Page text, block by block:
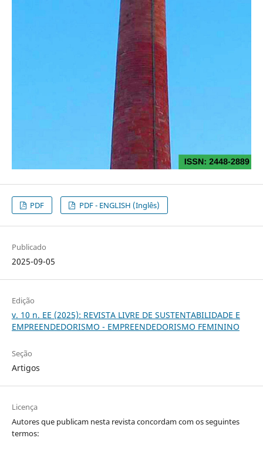
PDF PDF - ENGLISH (Inglês)
Publicado
2025-09-05
Edição
v. 10 n. EE (2025): REVISTA LIVRE DE SUSTENTABILIDADE E
EMPREENDEDORISMO - EMPREENDEDORISMO FEMININO
Seção
Artigos
Licença
Autores que publicam nesta revista concordam com os seguintes
termos: